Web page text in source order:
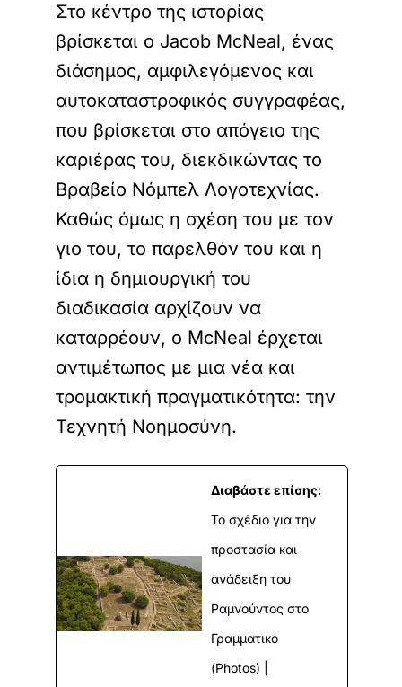
Στο κέντρο της ιστορίας
βρίσκεται ο Jacob McNeal, ένας
διάσημος, αμφιλεγόμενος και
αυτοκαταστροφικός συγγραφέας,
που βρίσκεται στο απόγειο της
καριέρας του, διεκδικώντας το
Βραβείο Νόμπελ Λογοτεχνίας.
Καθώς όμως η σχέση του με τον
γιο του, το παρελθόν του και η
ίδια η δημιουργική του
διαδικασία αρχίζουν να
καταρρέουν, ο McNeal έρχεται
αντιμέτωπος με μια νέα και
τρομακτική πραγματικότητα: την
Τεχνητή Νοημοσύνη.
Διαβάστε επίσης:
Το σχέδιο για την
προστασία και
ανάδειξη του
Ραμνούντος στο
Γραμματικό
(Photos) |